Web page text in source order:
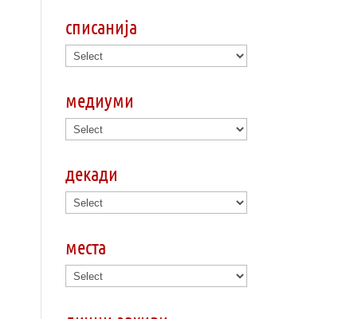
списанија
медиуми
декади
места